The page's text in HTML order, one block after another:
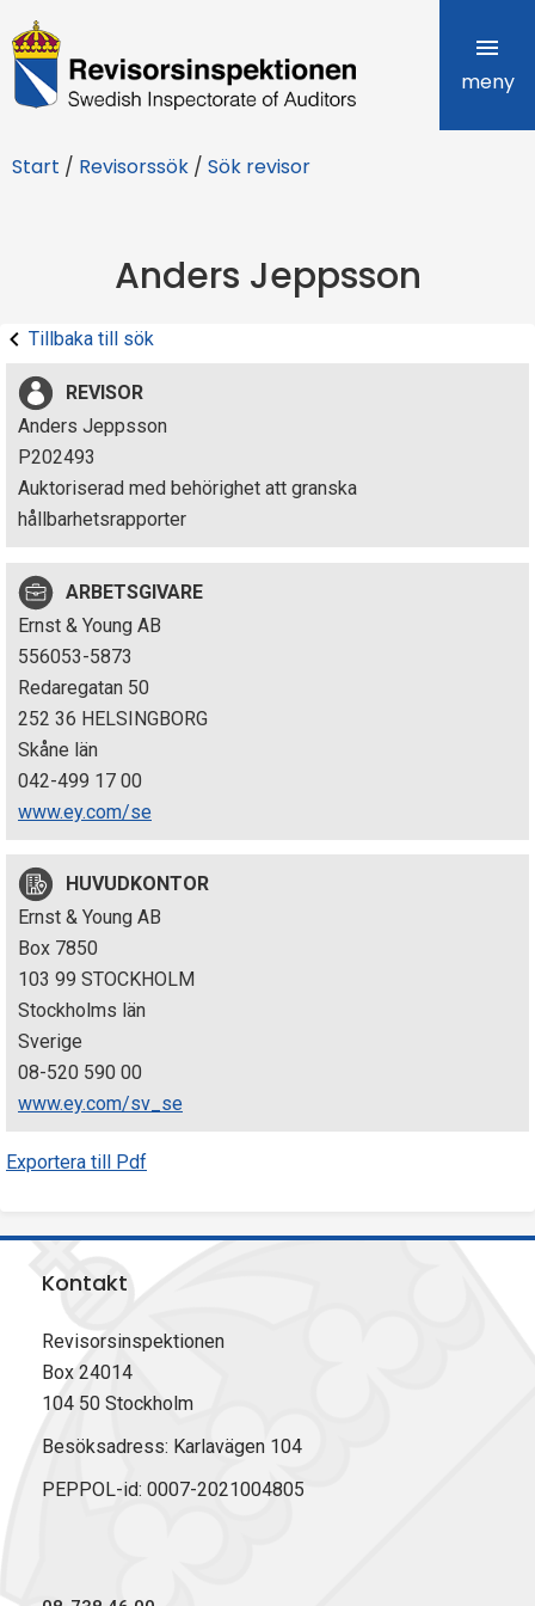
R
e
i
r
s
i
n
s
p
e
k
t
i
o
n
e
n
meny
Start / Revisorssök / Sök revisor
Anders Jeppsson
Tillbaka till sök
REVISOR
Anders Jeppsson
P202493
Auktoriserad med behörighet att granska
hållbarhetsrapporter
ARBETSGIVARE
Ernst & Young AB
556053-5873
Redaregatan 50
252 36 HELSINGBORG
Skåne län
042-499 17 00
www.ey.com/se
HUVUDKONTOR
Ernst & Young AB
Box 7850
103 99 STOCKHOLM
Stockholms län
Sverige
08-520 590 00
www.ey.com/sv_se
Exportera till Pdf
Kontakt
Revisorsinspektionen
Box 24014
104 50 Stockholm
Besöksadress: Karlavägen 104
PEPPOL-id: 0007-2021004805